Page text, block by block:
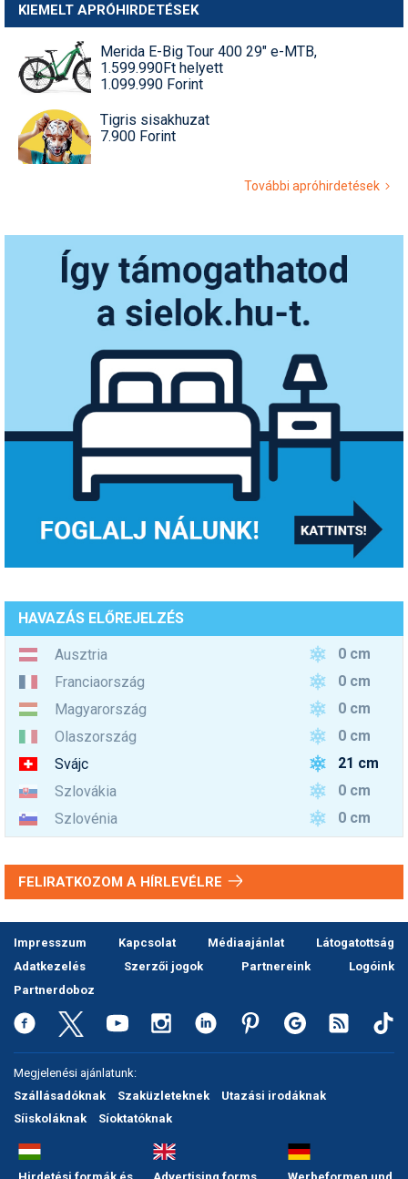
KIEMELT APRÓHIRDETÉSEK
Merida E-Big Tour 400 29" e-MTB,
1.599.990Ft helyett
1.099.990 Forint
Tigris sisakhuzat
7.900 Forint
További apróhirdetések
HAVAZÁS ELŐREJELZÉS
Ausztria
0 cm
Franciaország
0 cm
Magyarország
0 cm
Olaszország
0 cm
Svájc
21 cm
Szlovákia
0 cm
Szlovénia
0 cm
FELIRATKOZOM A HÍRLEVÉLRE
Impresszum Kapcsolat Médiaajánlat
Látogatottság
Adatkezelés
Szerzői jogok Partnereink
Logóink
Partnerdoboz
Megjelenési ajánlatunk:
Szállásadóknak
Szaküzleteknek
Utazási irodáknak
Síiskoláknak
Síoktatóknak